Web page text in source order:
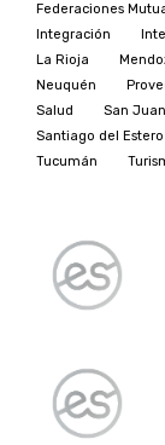
Federaciones
Integración
La Rioja
Neuquén
Salud
San Juan
Santiago del Estero
Tucumán